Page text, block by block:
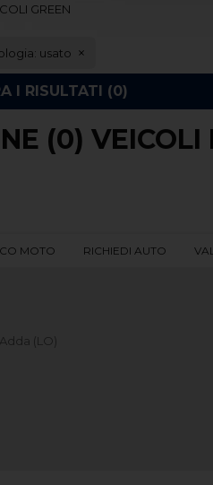
GREEN
usato
(0)
MOTO RICHIEDI AUTO
(LO)